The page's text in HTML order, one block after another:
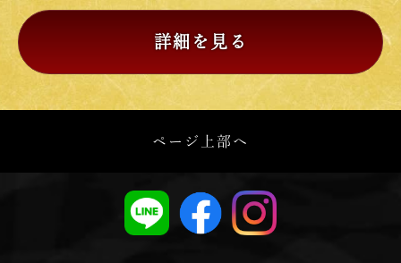
詳細を見る
ページ上部へ